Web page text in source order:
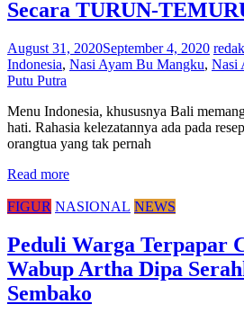
Secara TURUN-
August 31, 2020September 4, 2020
Indonesia, Nasi Ayam Bu Mangku, Nasi
Putu Putra
Menu Indonesia, khususnya Bali
hati. Rahasia kelezatannya ada pada
orangtua yang tak pernah
Read more
FIGUR NASIONAL NEWS
Peduli Warga Terpapar
Wabup Artha Dipa
Sembako